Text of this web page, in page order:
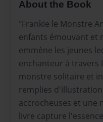
About the Book
"Frankie le Monstre
enfants émouvant et
emmène les jeunes
enchanteur à travers
monstre solitaire et
remplies
accrocheuses et une
livre capture